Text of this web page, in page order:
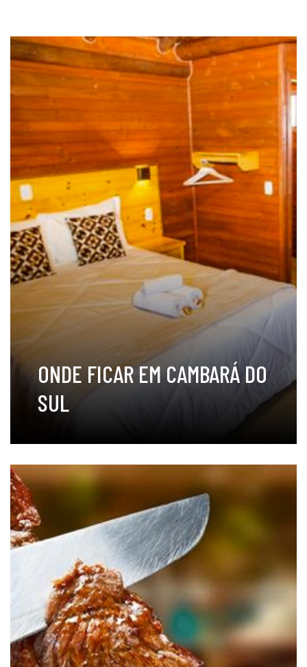
ONDE FICAR EM CAMBARÁ DO
SUL